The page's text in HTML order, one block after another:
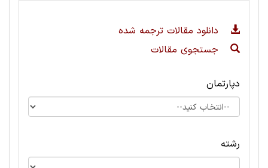
دانلود مقالات ترجمه شده
جستجوی مقالات
دپارتمان
رشته